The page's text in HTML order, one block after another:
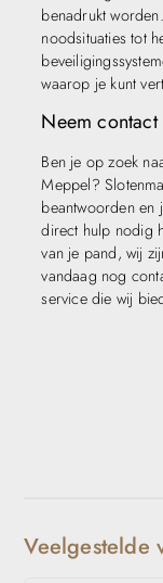
benadrukt
noodsituaties tot
waarop je kunt
Neem
Ben je op zoek
Meppel?
beantwoorden en
direct hulp nodig
van je pand, wij
vandaag nog
service die wij
Veelgestelde